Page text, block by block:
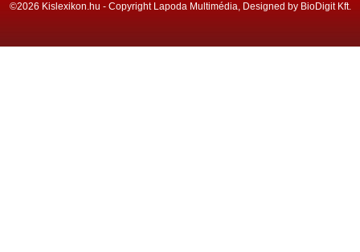
©2026 Kislexikon.hu - Copyright Lapoda Multimédia, Designed by BioDigit Kft.